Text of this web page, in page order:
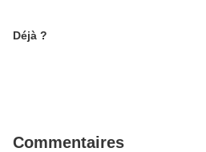
Déjà ?
Commentaires